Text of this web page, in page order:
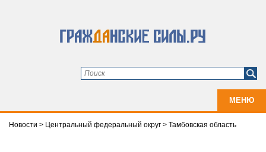
МЕНЮ
Новости > Центральный федеральный округ > Тамбовская область